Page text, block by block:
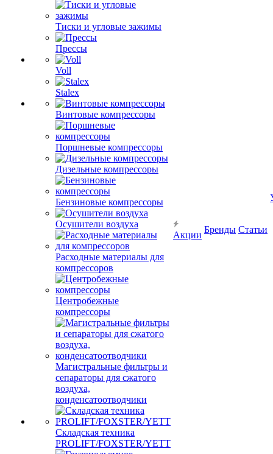
Тиски и угловые зажимы
Прессы
Voll
Stalex
Винтовые компрессоры
Поршневые компрессоры
Дизельные компрессоры
Бензиновые компрессоры
Осушители воздуха
Расходные материалы для
компрессоров
Центробежные
компрессоры
Магистральные фильтры и
сепараторы для сжатого
воздуха,
конденсатоотводчики
Складская техника
PROLIFT/FOXSTER/YETT
Акции
Бренды Статьи